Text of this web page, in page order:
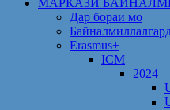
МАРКАЗИ
Дар бораи мо
Erasmus+
ICM
2024